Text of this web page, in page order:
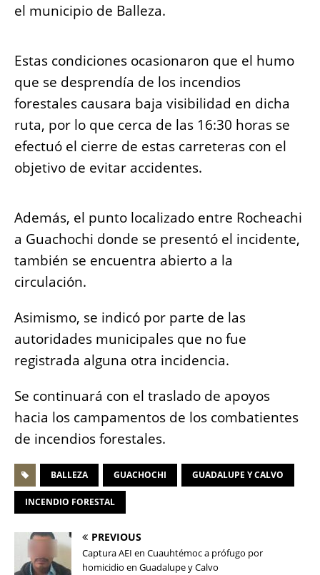
el municipio de Balleza.
Estas condiciones ocasionaron que el humo
que se desprendía de los incendios
forestales causara baja visibilidad en dicha
ruta, por lo que cerca de las 16:30 horas se
efectuó el cierre de estas carreteras con el
objetivo de evitar accidentes.
Además, el punto localizado entre Rocheachi
a Guachochi donde se presentó el incidente,
también se encuentra abierto a la
circulación.
Asimismo, se indicó por parte de las
autoridades municipales que no fue
registrada alguna otra incidencia.
Se continuará con el traslado de apoyos
hacia los campamentos de los combatientes
de incendios forestales.
BALLEZA GUACHOCHI GUADALUPE Y CALVO
INCENDIO FORESTAL
PREVIOUS
Captura AEI en Cuauhtémoc a prófugo por
homicidio en Guadalupe y Calvo